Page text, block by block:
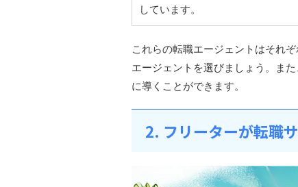
しています。
これらの転職エージェントはそれ
エージェントを選びましょう。ま
に導くことができます。
2. フリーターが転職